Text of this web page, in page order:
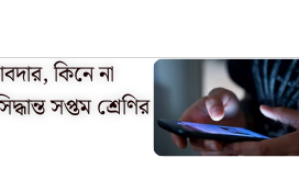
কিনে না
সপ্তম শ্রেণির